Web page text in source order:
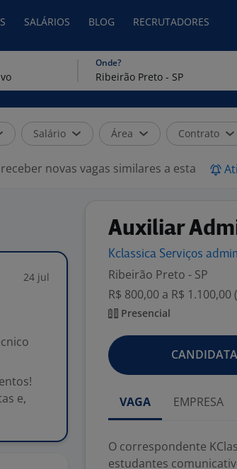
SALÁRIOS BLOG RECRUTADORES
Onde?
Salário Área Contrato
novas vagas similares a esta
24 jul
e,
Auxiliar
Kclassica Serviços
Ribeirão Preto - SP
R$ 800,00 a R$
Presencial
VAGA EMPRESA
O correspondente
estudantes